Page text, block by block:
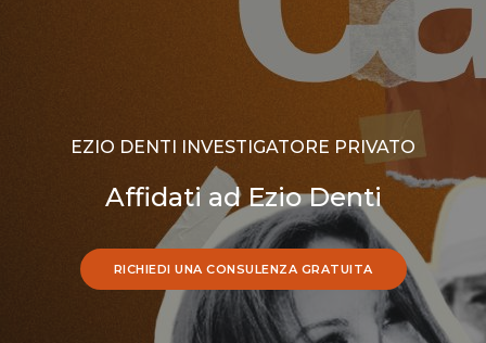
EZIO DENTI INVESTIGATORE PRIVATO
Affidati ad Ezio Denti
RICHIEDI UNA CONSULENZA GRATUITA